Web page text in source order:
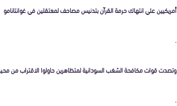
أمريكيين علي انتهاك حرمة القرآن بتدنيس مصاحف لمعتقلين في غوانتانامو
.
وتصدت قوات مكافحة الشغب السودانية لمتظاهرين حاولوا الاقتراب من
.